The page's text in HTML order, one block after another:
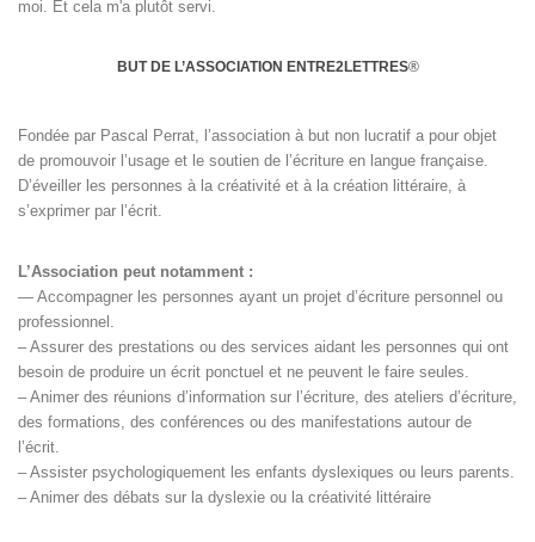
moi. Et cela m'a plutôt servi.
BUT DE L’ASSOCIATION ENTRE2LETTRES®
Fondée par Pascal Perrat, l’association à but non lucratif a pour objet
de promouvoir l’usage et le soutien de l’écriture en langue française.
D’éveiller les personnes à la créativité et à la création littéraire, à
s’exprimer par l’écrit.
L’Association peut notamment :
— Accompagner les personnes ayant un projet d’écriture personnel ou
professionnel.
– Assurer des prestations ou des services aidant les personnes qui ont
besoin de produire un écrit ponctuel et ne peuvent le faire seules.
– Animer des réunions d’information sur l’écriture, des ateliers d’écriture,
des formations, des conférences ou des manifestations autour de
l’écrit.
– Assister psychologiquement les enfants dyslexiques ou leurs parents.
– Animer des débats sur la dyslexie ou la créativité littéraire